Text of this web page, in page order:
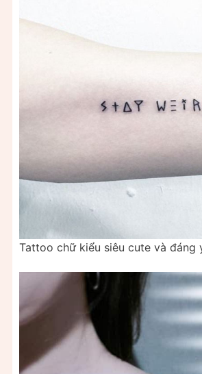
Tattoo chữ kiểu siêu cute và đáng